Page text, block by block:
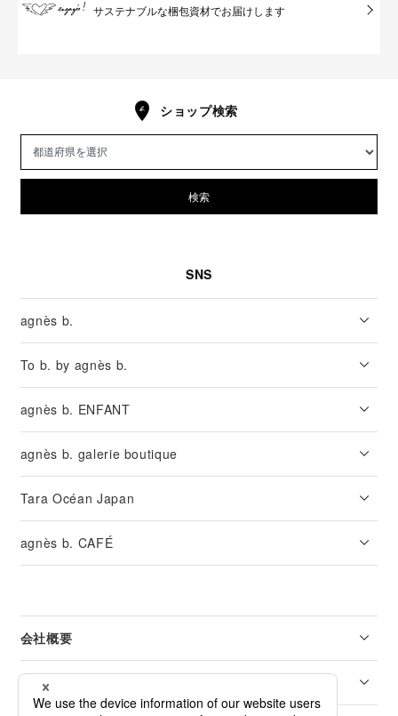
サステナブルな梱包資材でお届けします
ショップ検索
検索
SNS
agnès b.
To b. by agnès b.
agnès b. ENFANT
agnès b. galerie boutique
Tara Océan Japan
agnès b. CAFÉ
会社概要
リーガル